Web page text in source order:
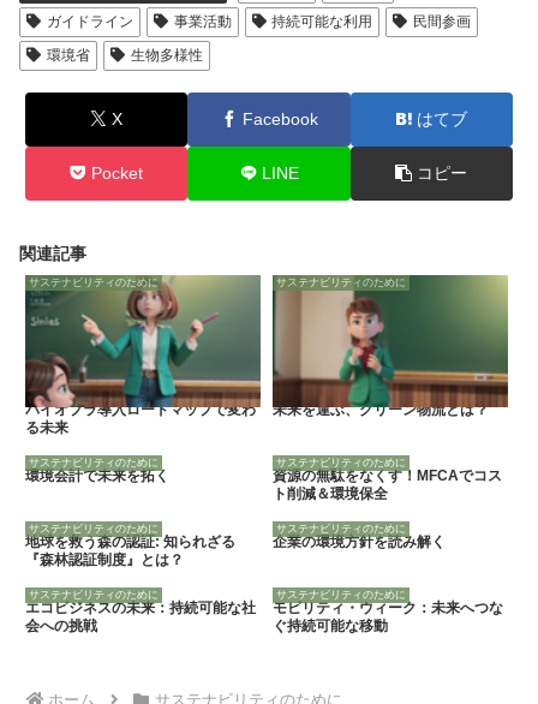
ガイドライン
事業活動 持続可能な利用
民間参画
環境省
生物多様性
X Facebook はてブ
Pocket LINE コピー
関連記事
サステナビリティのために
バイオプラ導入ロードマップで変わ
る未来
サステナビリティのために
未来を運ぶ、グリーン物流とは？
サステナビリティのために
環境会計で未来を拓く
サステナビリティのために
資源の無駄をなくす！MFCAでコス
ト削減＆環境保全
サステナビリティのために
地球を救う森の認証: 知られざる
『森林認証制度』とは？
サステナビリティのために
企業の環境方針を読み解く
サステナビリティのために
エコビジネスの未来：持続可能な社
会への挑戦
サステナビリティのために
モビリティ・ウィーク：未来へつな
ぐ持続可能な移動
ホーム サステナビリティのために